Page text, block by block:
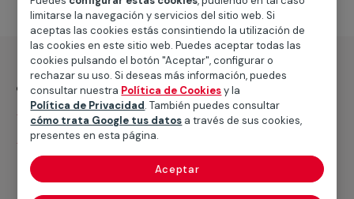
¿Qué incluye?
Desplazamiento
Presupuesto gratis y sin compromiso
limitarse la navegación y servicios del sitio web. Si
aceptas las cookies estás consintiendo la utilización de
las cookies en este sitio web. Puedes aceptar todas las
cookies pulsando el botón "Aceptar", configurar o
rechazar su uso. Si deseas más información, puedes
consultar nuestra Política de Cookiesy la
Política de Privacidad. También puedes consultar
cómo trata Google tus datos a través de sus cookies,
presentes en esta página.
Aceptar